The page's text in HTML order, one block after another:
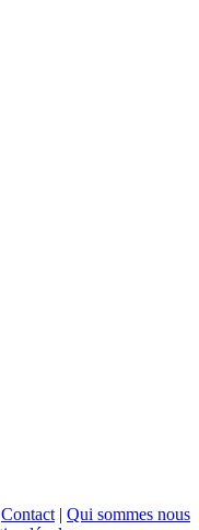
Contact | Qui sommes nous